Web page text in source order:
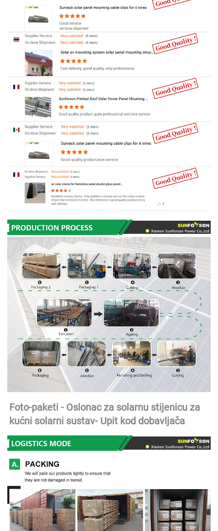
Foto-paketi - Oslonac za solarnu stijenicu za
kućni solarni sustav- Upit kod dobavljača